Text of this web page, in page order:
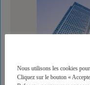
Nous utilisons les cookies
Cliquez sur le bouton «